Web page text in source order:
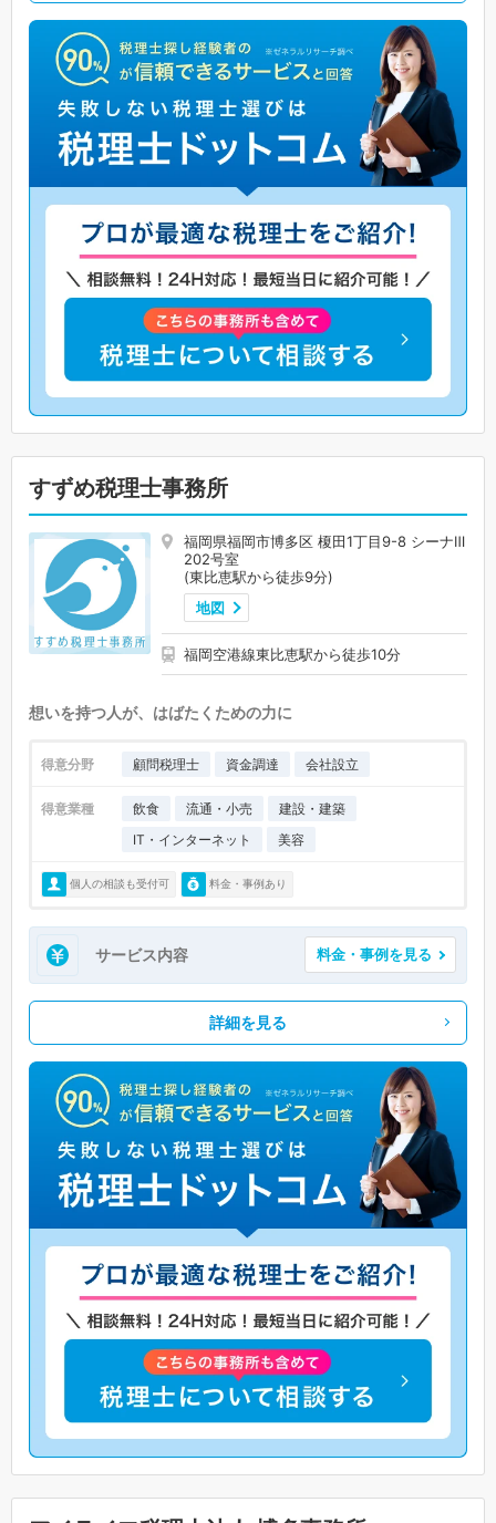
すずめ税理士事務所
福岡県福岡市博多区 榎田1丁目9-8 シーナⅢ
202号室
(東比恵駅から徒歩9分)
地図
福岡空港線東比恵駅から徒歩10分
想いを持つ人が、はばたくための力に
得意分野 顧問税理士 資金調達 会社設立
得意業種 飲食 流通・小売
建設・建築
IT・インターネット
美容
個人の相談も受付可 料金・事例あり
サービス内容 料金・事例を見る
詳細を見る